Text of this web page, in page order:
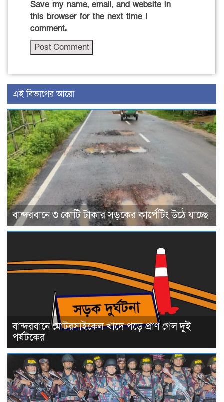
Save my name, email, and website in
this browser for the next time I
comment.
এই বিভাগের আরো
বান্দরবানে ৩ কোটি টাকার সড়কের কার্পেটিং উঠে যাচ্ছে
বান্দরবানে মোটরসাইকেল খাদে পড়ে প্রাণ গেল দুই
পর্যটকের